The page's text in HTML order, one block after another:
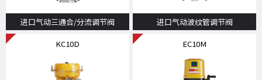
进口气动三通合/分流调节阀
进口气动波纹管调节阀
KC10D
EC10M